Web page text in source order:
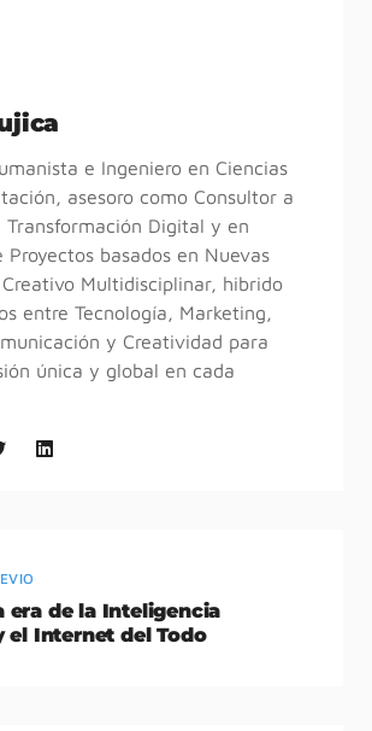
e Ingeniero en Ciencias
asesoro como Consultor a
Transformación Digital y en
Proyectos basados en Nuevas
Creativo Multidisciplinar, hibrido
entre Tecnología, Marketing,
y Creatividad para
única y global en cada
era de la Inteligencia
Internet del Todo